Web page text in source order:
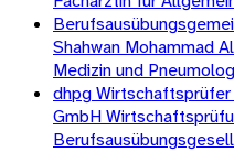
Shahwan Mohammad
Medizin und
dhpg
GmbH